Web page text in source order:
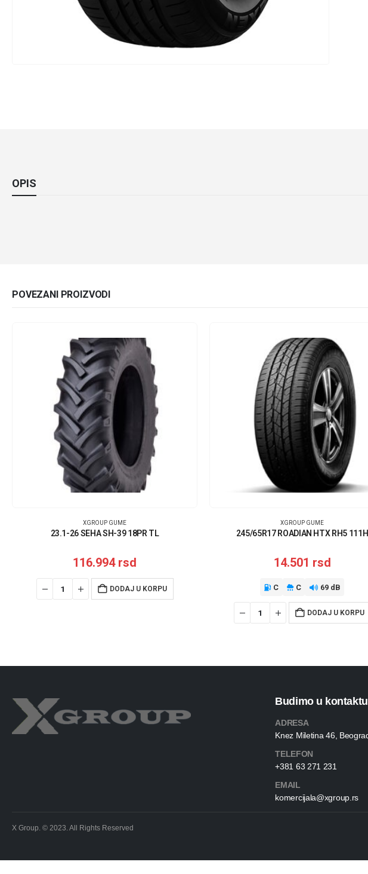
OPIS
POVEZANI PROIZVODI
XGROUP GUME
23.1-26 SEHA SH-39 18PR TL
116.994 rsd
DODAJ U KORPU
XGROUP GUME
245/65R17 ROADIAN HTX RH5 111H
14.501 rsd
C C 69 dB
DODAJ U KORPU
Budimo u kontaktu
ADRESA
Knez Miletina 46,
TELEFON
+381 63 271 231
EMAIL
komercijala@xgroup.rs
X Group. © 2023. All Rights Reserved